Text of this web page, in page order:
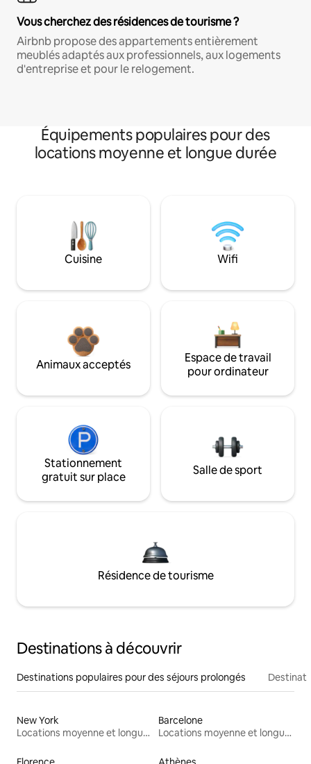
Vous cherchez des résidences de tourisme ?
Airbnb propose des appartements entièrement
meublés adaptés aux professionnels, aux logements
d'entreprise et pour le relogement.
Équipements populaires pour des
locations moyenne et longue durée
Cuisine Wifi
Animaux acceptés
Espace de travail
pour ordinateur
Stationnement
gratuit sur place
Salle de sport
Résidence de tourisme
Destinations à découvrir
Destinations populaires pour des séjours prolongés
New York
Locations moyenne et longue durée
Barcelone
Locations moyenne et longue durée